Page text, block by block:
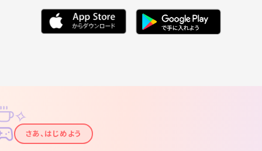
✦
✧
さあ、はじめよう